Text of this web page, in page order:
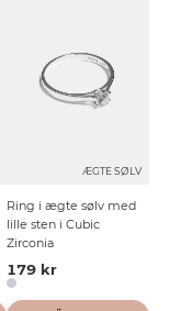
ÆGTE SØLV
Ring i ægte sølv med
lille sten i Cubic
Zirconia
179 kr